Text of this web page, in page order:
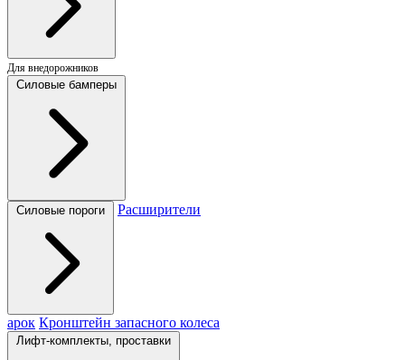
Для внедорожников
Силовые бамперы
Силовые пороги Расширители
арок Кронштейн запасного колеса
Лифт-комплекты, проставки